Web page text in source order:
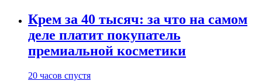
Крем за 40 тысяч: за что на самом
деле платит покупатель
премиальной косметики
20 часов спустя